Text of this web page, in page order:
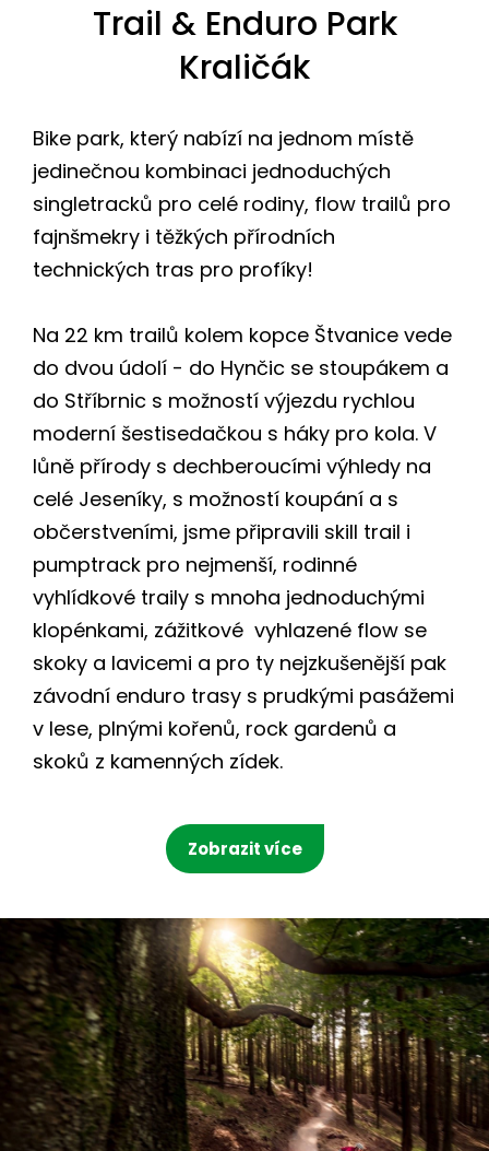
Trail & Enduro Park
Kraličák
Bike park, který nabízí na jednom místě
jedinečnou kombinaci jednoduchých
singletracků pro celé rodiny, flow trailů pro
fajnšmekry i těžkých přírodních
technických tras pro profíky!
Na 22 km trailů kolem kopce Štvanice vede
do dvou údolí - do Hynčic se stoupákem a
do Stříbrnic s možností výjezdu rychlou
moderní šestisedačkou s háky pro kola. V
lůně přírody s dechberoucími výhledy na
celé Jeseníky, s možností koupání a s
občerstveními, jsme připravili skill trail i
pumptrack pro nejmenší, rodinné
vyhlídkové traily s mnoha jednoduchými
klopénkami, zážitkové vyhlazené flow se
skoky a lavicemi a pro ty nejzkušenější pak
závodní enduro trasy s prudkými pasážemi
v lese, plnými kořenů, rock gardenů a
skoků z kamenných zídek.
Zobrazit více